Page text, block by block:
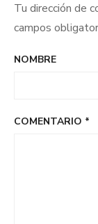
Tu dirección de
campos
NOMBRE
COMENTARIO *